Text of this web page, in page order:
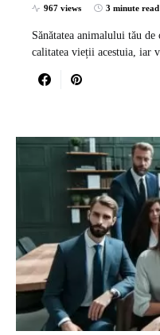
967 views 3 minute read
Sănătatea animalului tău de
calitatea vieții acestuia, iar